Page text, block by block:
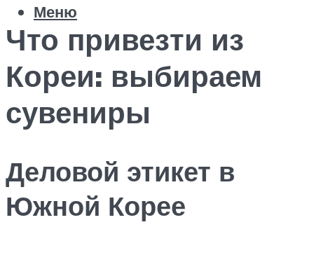
Меню
Что привезти из
Кореи: выбираем
сувениры
Деловой этикет в
Южной Корее